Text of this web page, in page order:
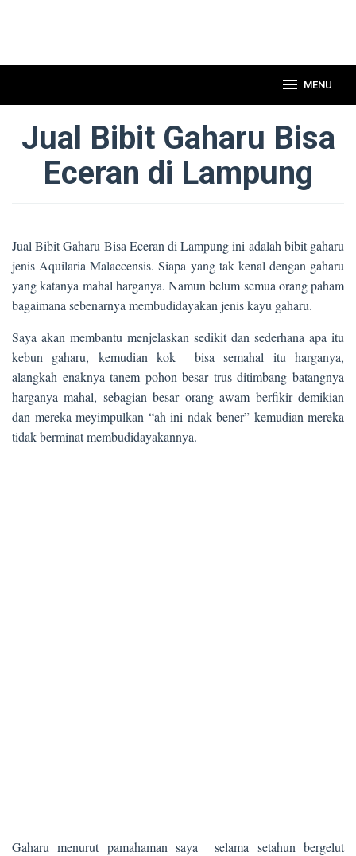
MENU
Jual Bibit Gaharu Bisa
Eceran di Lampung
Jual Bibit Gaharu Bisa Eceran di Lampung ini adalah bibit gaharu
jenis Aquilaria Malaccensis. Siapa yang tak kenal dengan gaharu
yang katanya mahal harganya. Namun belum semua orang paham
bagaimana sebenarnya membudidayakan jenis kayu gaharu.
Saya akan membantu menjelaskan sedikit dan sederhana apa itu
kebun gaharu, kemudian kok bisa semahal itu harganya,
alangkah enaknya tanem pohon besar trus ditimbang batangnya
harganya mahal, sebagian besar orang awam berfikir demikian
dan mereka meyimpulkan “ah ini ndak bener” kemudian mereka
tidak berminat membudidayakannya.
Gaharu menurut pamahaman saya selama setahun bergelut